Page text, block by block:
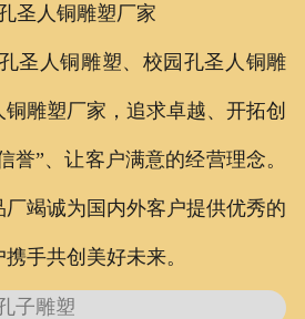
圣人铜雕塑厂家
圣人铜雕塑、校园孔圣人铜雕
铜雕塑厂家 ，追求卓越、开拓创
誉”、让客户满意的经营理念。
竭诚为国内外客户提供优秀的
手共创美好未来。
子雕塑